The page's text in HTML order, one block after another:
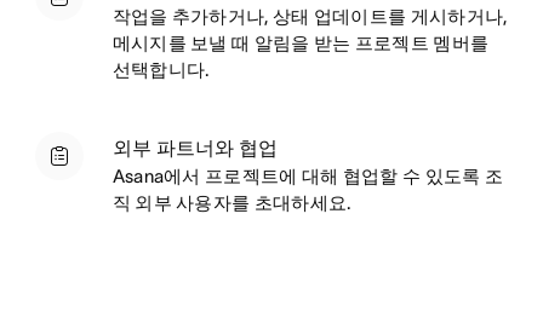
작업을 추가하거나, 상태 업데이트를 게시하거나,
메시지를 보낼 때 알림을 받는 프로젝트 멤버를
선택합니다.
외부 파트너와 협업
Asana에서 프로젝트에 대해 협업할 수 있도록 조
직 외부 사용자를 초대하세요.